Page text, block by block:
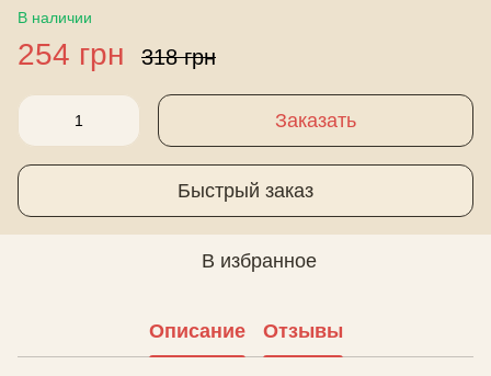
В наличии
254 грн 318 грн
Заказать
Быстрый заказ
В избранное
Описание Отзывы